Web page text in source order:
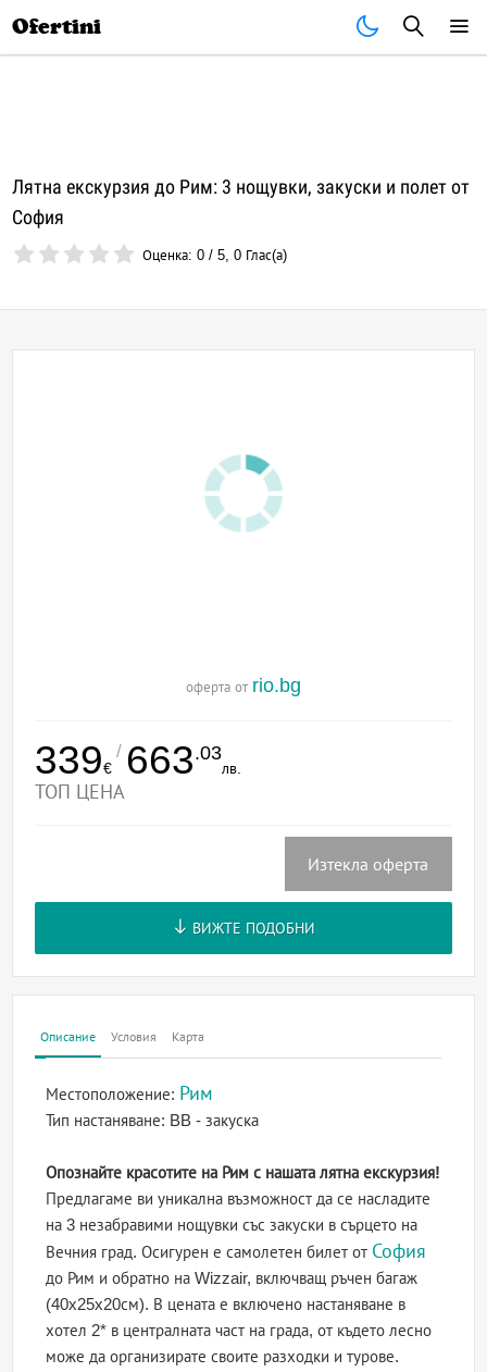
Ofertini
Лятна екскурзия до Рим: 3 нощувки, закуски и полет от
София
Оценка:0 /5,0 Глас(а)
оферта от rio.bg
339€
/ 663.03
лв.
ТОП ЦЕНА
Изтекла оферта
ВИЖТЕ ПОДОБНИ
Описание Условия Карта
Местоположение: Рим
Тип настаняване: BB - закуска
Опознайте красотите на Рим с нашата лятна екскурзия!
Предлагаме ви уникална възможност да се насладите
на 3 незабравими нощувки със закуски в сърцето на
Вечния град. Осигурен е самолетен билет от София
до Рим и обратно на Wizzair, включващ ръчен багаж
(40x25x20см). В цената е включено настаняване в
хотел 2* в централната част на града, от където лесно
може да организирате своите разходки и турове.